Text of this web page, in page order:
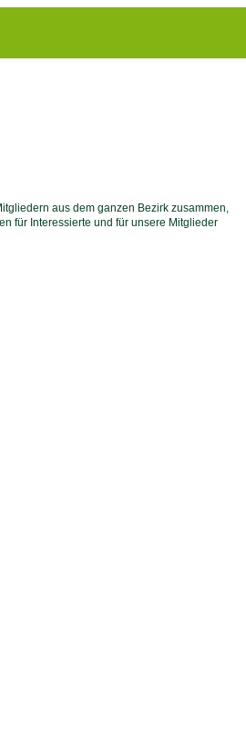
aus dem ganzen Bezirk zusammen,
für Interessierte und für unsere Mitglieder